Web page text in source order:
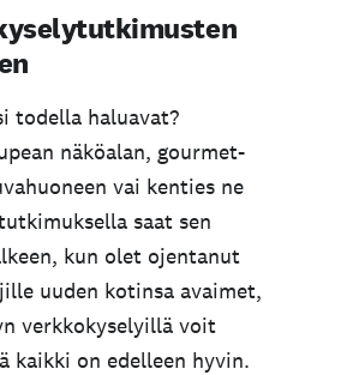
todella haluavat?
näköalan, gourmet-
vai kenties ne
saat sen
kun olet ojentanut
uuden kotinsa avaimet,
verkkokyselyillä voit
kaikki on edelleen hyvin.